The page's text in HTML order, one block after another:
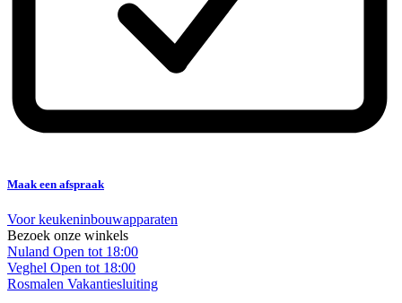
Maak een afspraak
Voor keukeninbouwapparaten
Bezoek onze winkels
Nuland Open tot 18:00
Veghel Open tot 18:00
Rosmalen Vakantiesluiting